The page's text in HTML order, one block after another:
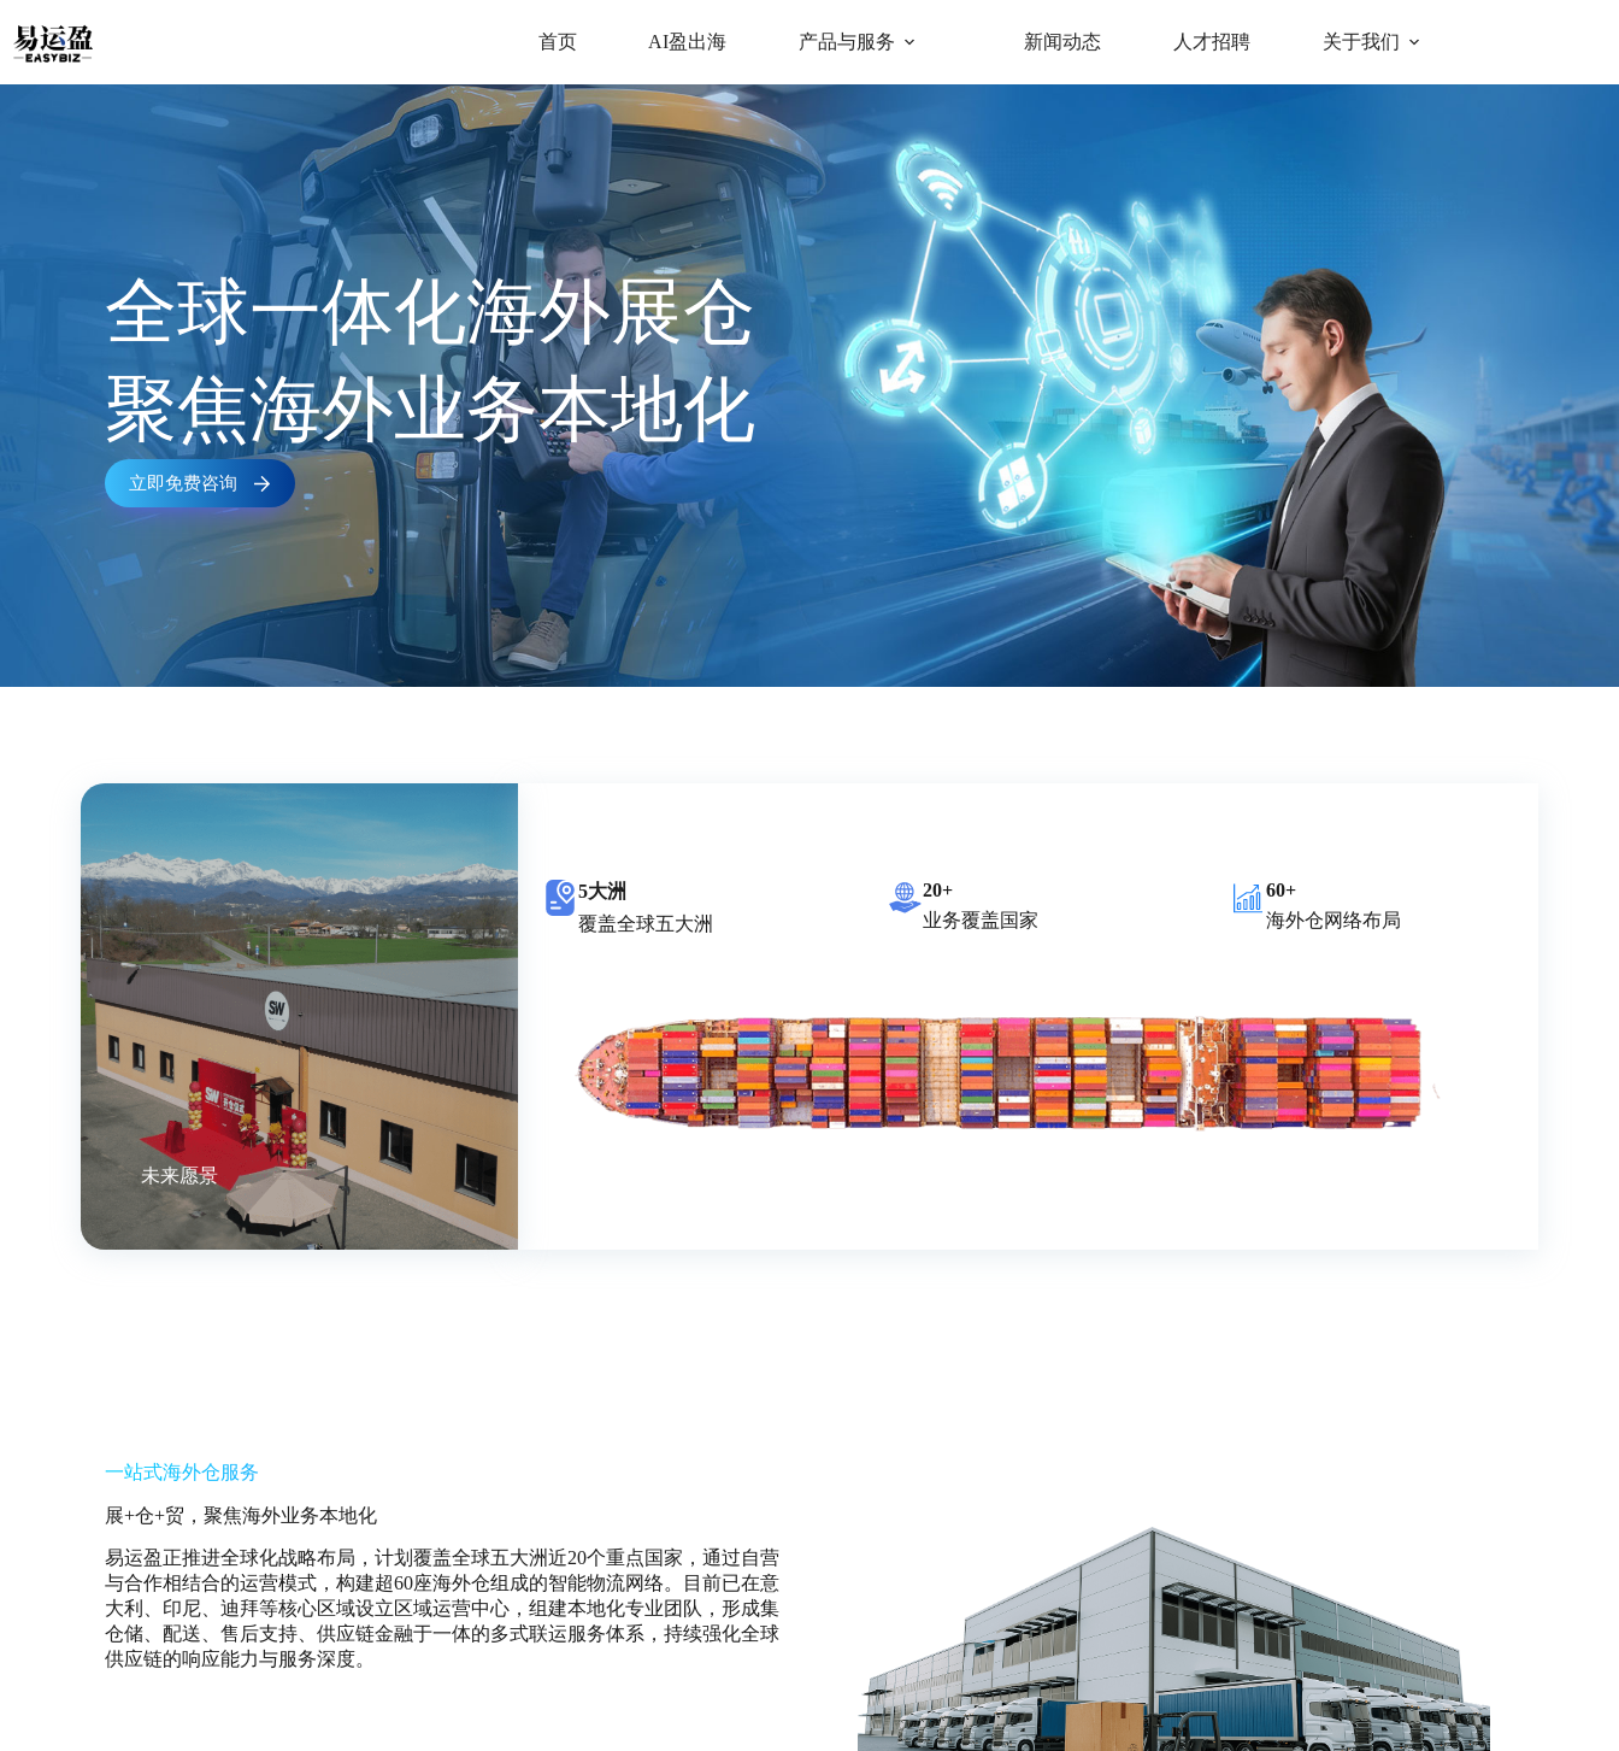
至
内
容
首页 AI盈出海 产品与服务 新闻动态 人才招聘 关于我们
全球一体化海外展仓
聚焦海外业务本地化
立即免费咨询
未来愿景
5大洲
覆盖全球五大洲
20+
业务覆盖国家
60+
海外仓网络布局
一站式海外仓服务
展+仓+贸，聚焦海外业务本地化
易运盈正推进全球化战略布局，计划覆盖全球五大洲近20个重点国家，通过自营
与合作相结合的运营模式，构建超60座海外仓组成的智能物流网络。目前已在意
大利、印尼、迪拜等核心区域设立区域运营中心，组建本地化专业团队，形成集
仓储、配送、售后支持、供应链金融于一体的多式联运服务体系，持续强化全球
供应链的响应能力与服务深度。